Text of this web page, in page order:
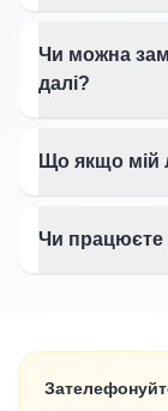
Чи можна
далі?
Що якщо мій
Чи працюєте